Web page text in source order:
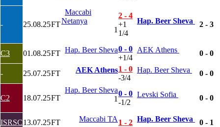
Đan Mạch
Đảo Faroe
Australia
Hàn Quốc
Trung Quốc
Arập Xêút
Bahrain
Hồng Kông
Indonesia
Iraq
- 25.08.25FT
Maccabi
Netanya
1
2 - 4
+1
1/4
Hap. Beer Sheva 2 - 3
C3 01.08.25FT Hap. Beer Sheva0 - 0
+1/4
AEK Athens 0 - 0
- 25.07.25FT AEK Athens1 - 0
-3/4
Hap. Beer Sheva 0 - 0
C2 18.07.25FT
Hap. Beer Sheva
1
0 - 0
-1/2
Levski Sofia 0 - 0
ISRSC13.07.25FT Maccabi TA 1 - 2 Hap. Beer Sheva 0 - 1